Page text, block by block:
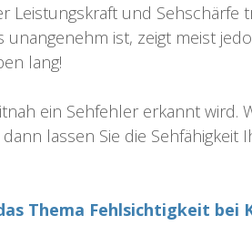
Leistungskraft und
ist, zeigt meist
lang!
ein Sehfehler erkannt wird.
lassen Sie die
Thema Fehlsichtigkeit bei